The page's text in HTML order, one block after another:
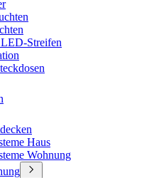
Streifen
Haus
Wohnung